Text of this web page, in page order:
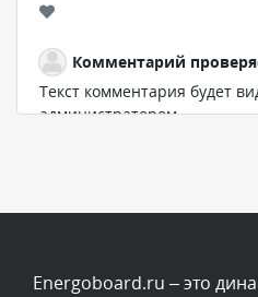
Комментарий
Текст комментария будет
администратором.
Energoboard.ru – это